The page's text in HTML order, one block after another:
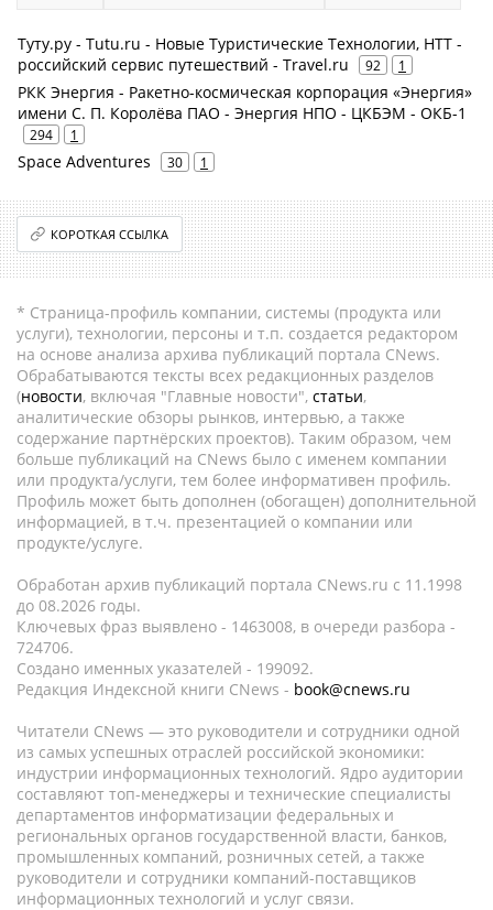
Туту.ру - Tutu.ru - Новые Туристические Технологии, НТТ -
российский сервис путешествий - Travel.ru
92 1
РКК Энергия - Ракетно-космическая корпорация «Энергия»
имени С. П. Королёва ПАО - Энергия НПО - ЦКБЭМ - ОКБ-1
294 1
Space Adventures 30 1
КОРОТКАЯ ССЫЛКА
* Страница-профиль компании, системы (продукта или
услуги), технологии, персоны и т.п. создается редактором
на основе анализа архива публикаций портала CNews.
Обрабатываются тексты всех редакционных разделов
(новости, включая "Главные новости", статьи,
аналитические обзоры рынков, интервью, а также
содержание партнёрских проектов). Таким образом, чем
больше публикаций на CNews было с именем компании
или продукта/услуги, тем более информативен профиль.
Профиль может быть дополнен (обогащен) дополнительной
информацией, в т.ч. презентацией о компании или
продукте/услуге.
Обработан архив публикаций портала CNews.ru c 11.1998
до 08.2026 годы.
Ключевых фраз выявлено - 1463008, в очереди разбора -
724706.
Создано именных указателей - 199092.
Редакция Индексной книги CNews - book@cnews.ru
Читатели CNews — это руководители и сотрудники одной
из самых успешных отраслей российской экономики:
индустрии информационных технологий. Ядро аудитории
составляют топ-менеджеры и технические специалисты
департаментов информатизации федеральных и
региональных органов государственной власти, банков,
промышленных компаний, розничных сетей, а также
руководители и сотрудники компаний-поставщиков
информационных технологий и услуг связи.